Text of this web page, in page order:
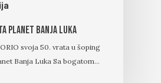
Planet Banja Luka
svoja 50. vrata u šoping
Banja Luka Sa bogatom…